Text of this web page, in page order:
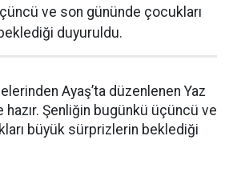
ve son gününde çocukları
duyuruldu.
Ayaş’ta düzenlenen Yaz
hazır. Şenliğin bugünkü üçüncü ve
büyük sürprizlerin beklediği